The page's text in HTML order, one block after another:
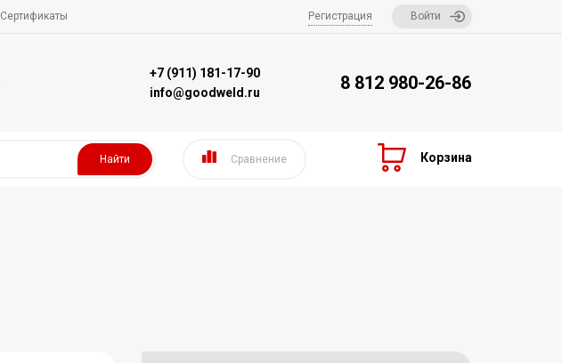
Сертификаты Регистрация Войти
+7 (911) 181-17-90
info@goodweld.ru
8 812 980-26-86
Найти Сравнение Корзина